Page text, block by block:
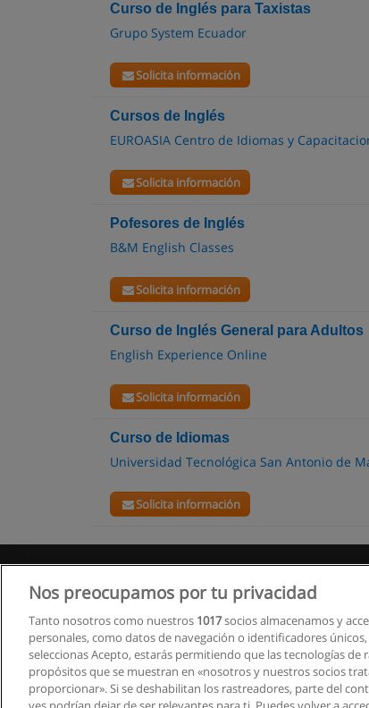
Curso de Inglés para Taxistas
Grupo System Ecuador
Solicita información
Cursos de Inglés
EUROASIA Centro de Idiomas y
Solicita información
Pofesores de Inglés
B&M English Classes
Solicita información
Curso de Inglés General para Adultos
English Experience Online
Solicita información
Curso de Idiomas
Universidad Tecnológica San Antonio de
Solicita información
Nos preocupamos por tu privacidad
Tanto nosotros como nuestros 1017socios almacenamos y
personales, como datos de navegación o identificadores
seleccionas Acepto, estarás permitiendo que las tecnologías de
propósitos que se muestran en «nosotros y nuestros socios
proporcionar». Si se deshabilitan los rastreadores, parte del